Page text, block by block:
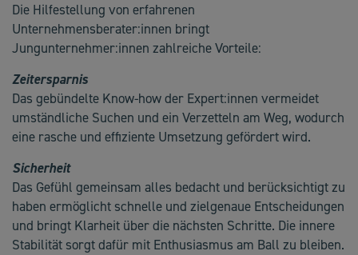
Die Hilfestellung von erfahrenen
Unternehmensberater:innen bringt
Jungunternehmer:innen zahlreiche Vorteile:
Zeitersparnis
Das gebündelte Know-how der Expert:innen vermeidet
umständliche Suchen und ein Verzetteln am Weg, wodurch
eine rasche und effiziente Umsetzung gefördert wird.
Sicherheit
Das Gefühl gemeinsam alles bedacht und berücksichtigt zu
haben ermöglicht schnelle und zielgenaue Entscheidungen
und bringt Klarheit über die nächsten Schritte. Die innere
Stabilität sorgt dafür mit Enthusiasmus am Ball zu bleiben.